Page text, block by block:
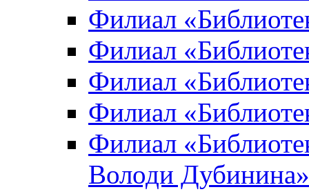
Филиал
Филиал
Филиал
Филиал
Филиал
Володи Дубинина»